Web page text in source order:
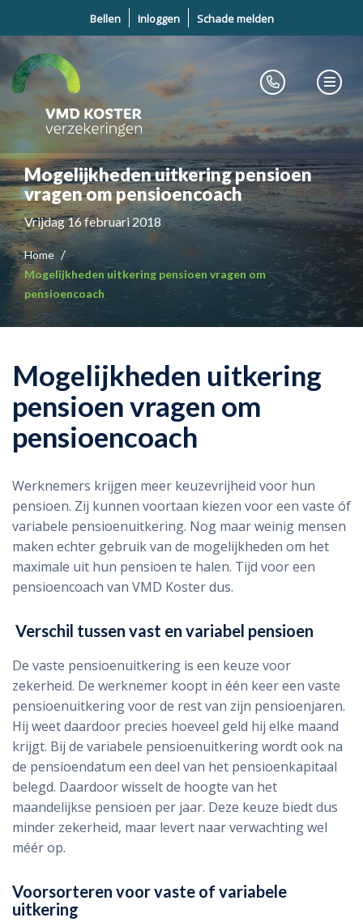
Bellen Inloggen Schade melden
Mogelijkheden uitkering pensioen
vragen om pensioencoach
Vrijdag 16 februari 2018
Home
Mogelijkheden uitkering pensioen vragen om
pensioencoach
Mogelijkheden uitkering
pensioen vragen om
pensioencoach
Werknemers krijgen meer keuzevrijheid voor hun
pensioen. Zij kunnen voortaan kiezen voor een vaste óf
variabele pensioenuitkering. Nog maar weinig mensen
maken echter gebruik van de mogelijkheden om het
maximale uit hun pensioen te halen. Tijd voor een
pensioencoach van VMD Koster dus.
Verschil tussen vast en variabel pensioen
De vaste pensioenuitkering is een keuze voor
zekerheid. De werknemer koopt in één keer een vaste
pensioenuitkering voor de rest van zijn pensioenjaren.
Hij weet daardoor precies hoeveel geld hij elke maand
krijgt. Bij de variabele pensioenuitkering wordt ook na
de pensioendatum een deel van het pensioenkapitaal
belegd. Daardoor wisselt de hoogte van het
maandelijkse pensioen per jaar. Deze keuze biedt dus
minder zekerheid, maar levert naar verwachting wel
méér op.
Voorsorteren voor vaste of variabele
uitkering